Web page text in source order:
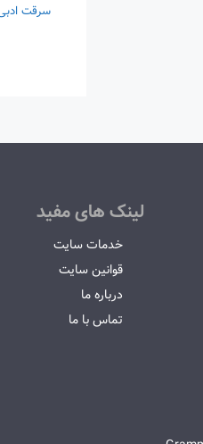
سرقت
لینک های مفید
خدمات سایت
قوانین سایت
درباره ما
تماس با ما